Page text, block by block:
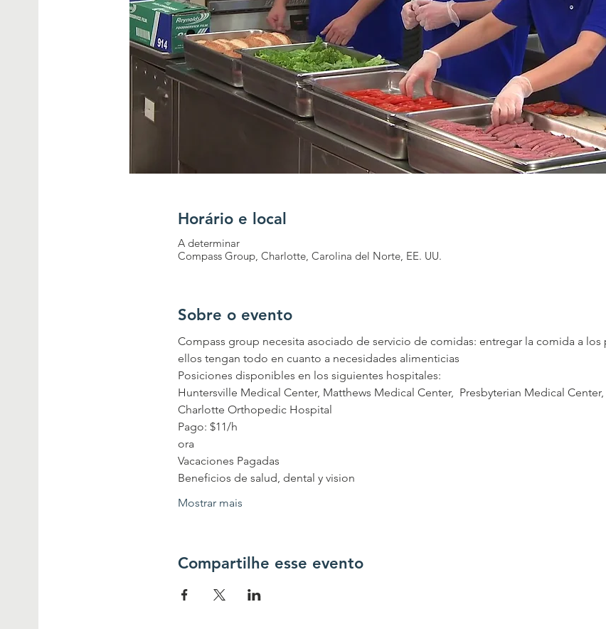
Horário e local
A determinar
Compass Group, Charlotte, Carolina del Norte, EE. UU.
Sobre o evento
Compass group necesita asociado de servicio de comidas: entregar la comida a los
ellos tengan todo en cuanto a necesidades alimenticias
Huntersville Medical Center, Matthews Medical Center,  Presbyterian Medical
Pago: $11/h
ora
Vacaciones Pagadas
Mostrar mais
Compartilhe esse evento